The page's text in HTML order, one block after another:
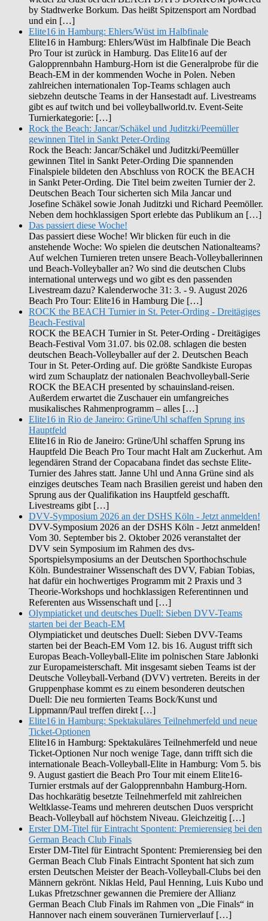
by Stadtwerke Borkum. Das heißt Spitzensport am Nordbad
und ein […]
Elite16 in Hamburg: Ehlers/Wüst im Halbfinale
Elite16 in Hamburg: Ehlers/Wüst im Halbfinale Die Beach
Pro Tour ist zurück in Hamburg. Das Elite16 auf der
Galopprennbahn Hamburg-Horn ist die Generalprobe für die
Beach-EM in der kommenden Woche in Polen. Neben
zahlreichen internationalen Top-Teams schlagen auch
siebzehn deutsche Teams in der Hansestadt auf. Livestreams
gibt es auf twitch und bei volleyballworld.tv. Event-Seite
Turnierkategorie: […]
Rock the Beach: Jancar/Schäkel und Juditzki/Peemüller
gewinnen Titel in Sankt Peter-Ording
Rock the Beach: Jancar/Schäkel und Juditzki/Peemüller
gewinnen Titel in Sankt Peter-Ording Die spannenden
Finalspiele bildeten den Abschluss von ROCK the BEACH
in Sankt Peter-Ording. Die Titel beim zweiten Turnier der 2.
Deutschen Beach Tour sicherten sich Mila Jancar und
Josefine Schäkel sowie Jonah Juditzki und Richard Peemöller.
Neben dem hochklassigen Sport erlebte das Publikum an […]
Das passiert diese Woche!
Das passiert diese Woche! Wir blicken für euch in die
anstehende Woche: Wo spielen die deutschen Nationalteams?
Auf welchen Turnieren treten unsere Beach-Volleyballerinnen
und Beach-Volleyballer an? Wo sind die deutschen Clubs
international unterwegs und wo gibt es den passenden
Livestream dazu? Kalenderwoche 31: 3. - 9. August 2026
Beach Pro Tour: Elite16 in Hamburg Die […]
ROCK the BEACH Turnier in St. Peter-Ording - Dreitägiges
Beach-Festival
ROCK the BEACH Turnier in St. Peter-Ording - Dreitägiges
Beach-Festival Vom 31.07. bis 02.08. schlagen die besten
deutschen Beach-Volleyballer auf der 2. Deutschen Beach
Tour in St. Peter-Ording auf. Die größte Sandkiste Europas
wird zum Schauplatz der nationalen Beachvolleyball-Serie
ROCK the BEACH presented by schauinsland-reisen.
Außerdem erwartet die Zuschauer ein umfangreiches
musikalisches Rahmenprogramm – alles […]
Elite16 in Rio de Janeiro: Grüne/Uhl schaffen Sprung ins
Hauptfeld
Elite16 in Rio de Janeiro: Grüne/Uhl schaffen Sprung ins
Hauptfeld Die Beach Pro Tour macht Halt am Zuckerhut. Am
legendären Strand der Copacabana findet das sechste Elite-
Turnier des Jahres statt. Janne Uhl und Anna Grüne sind als
einziges deutsches Team nach Brasilien gereist und haben den
Sprung aus der Qualifikation ins Hauptfeld geschafft.
Livestreams gibt […]
DVV-Symposium 2026 an der DSHS Köln - Jetzt anmelden!
DVV-Symposium 2026 an der DSHS Köln - Jetzt anmelden!
Vom 30. September bis 2. Oktober 2026 veranstaltet der
DVV sein Symposium im Rahmen des dvs-
Sportspielsymposiums an der Deutschen Sporthochschule
Köln. Bundestrainer Wissenschaft des DVV, Fabian Tobias,
hat dafür ein hochwertiges Programm mit 2 Praxis und 3
Theorie-Workshops und hochklassigen Referentinnen und
Referenten aus Wissenschaft und […]
Olympiaticket und deutsches Duell: Sieben DVV-Teams
starten bei der Beach-EM
Olympiaticket und deutsches Duell: Sieben DVV-Teams
starten bei der Beach-EM Vom 12. bis 16. August trifft sich
Europas Beach-Volleyball-Elite im polnischen Stare Jabłonki
zur Europameisterschaft. Mit insgesamt sieben Teams ist der
Deutsche Volleyball-Verband (DVV) vertreten. Bereits in der
Gruppenphase kommt es zu einem besonderen deutschen
Duell: Die neu formierten Teams Bock/Kunst und
Lippmann/Paul treffen direkt […]
Elite16 in Hamburg: Spektakuläres Teilnehmerfeld und neue
Ticket-Optionen
Elite16 in Hamburg: Spektakuläres Teilnehmerfeld und neue
Ticket-Optionen Nur noch wenige Tage, dann trifft sich die
internationale Beach-Volleyball-Elite in Hamburg: Vom 5. bis
9. August gastiert die Beach Pro Tour mit einem Elite16-
Turnier erstmals auf der Galopprennbahn Hamburg-Horn.
Das hochkarätig besetzte Teilnehmerfeld mit zahlreichen
Weltklasse-Teams und mehreren deutschen Duos verspricht
Beach-Volleyball auf höchstem Niveau. Gleichzeitig […]
Erster DM-Titel für Eintracht Spontent: Premierensieg bei den
German Beach Club Finals
Erster DM-Titel für Eintracht Spontent: Premierensieg bei den
German Beach Club Finals Eintracht Spontent hat sich zum
ersten Deutschen Meister der Beach-Volleyball-Clubs bei den
Männern gekrönt. Niklas Held, Paul Henning, Luis Kubo und
Lukas Pfretzschner gewannen die Premiere der Allianz
German Beach Club Finals im Rahmen von „Die Finals“ in
Hannover nach einem souveränen Turnierverlauf […]